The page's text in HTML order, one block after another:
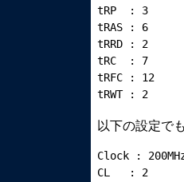
tRP  : 3
tRAS : 6
tRRD : 2
tRC  : 7
tRFC : 12
以下の設定で
Clock :
CL   : 2